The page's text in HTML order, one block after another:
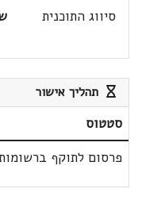
סיווג התוכנית
תהליך אישור
סטטוס
פרסום לתוקף